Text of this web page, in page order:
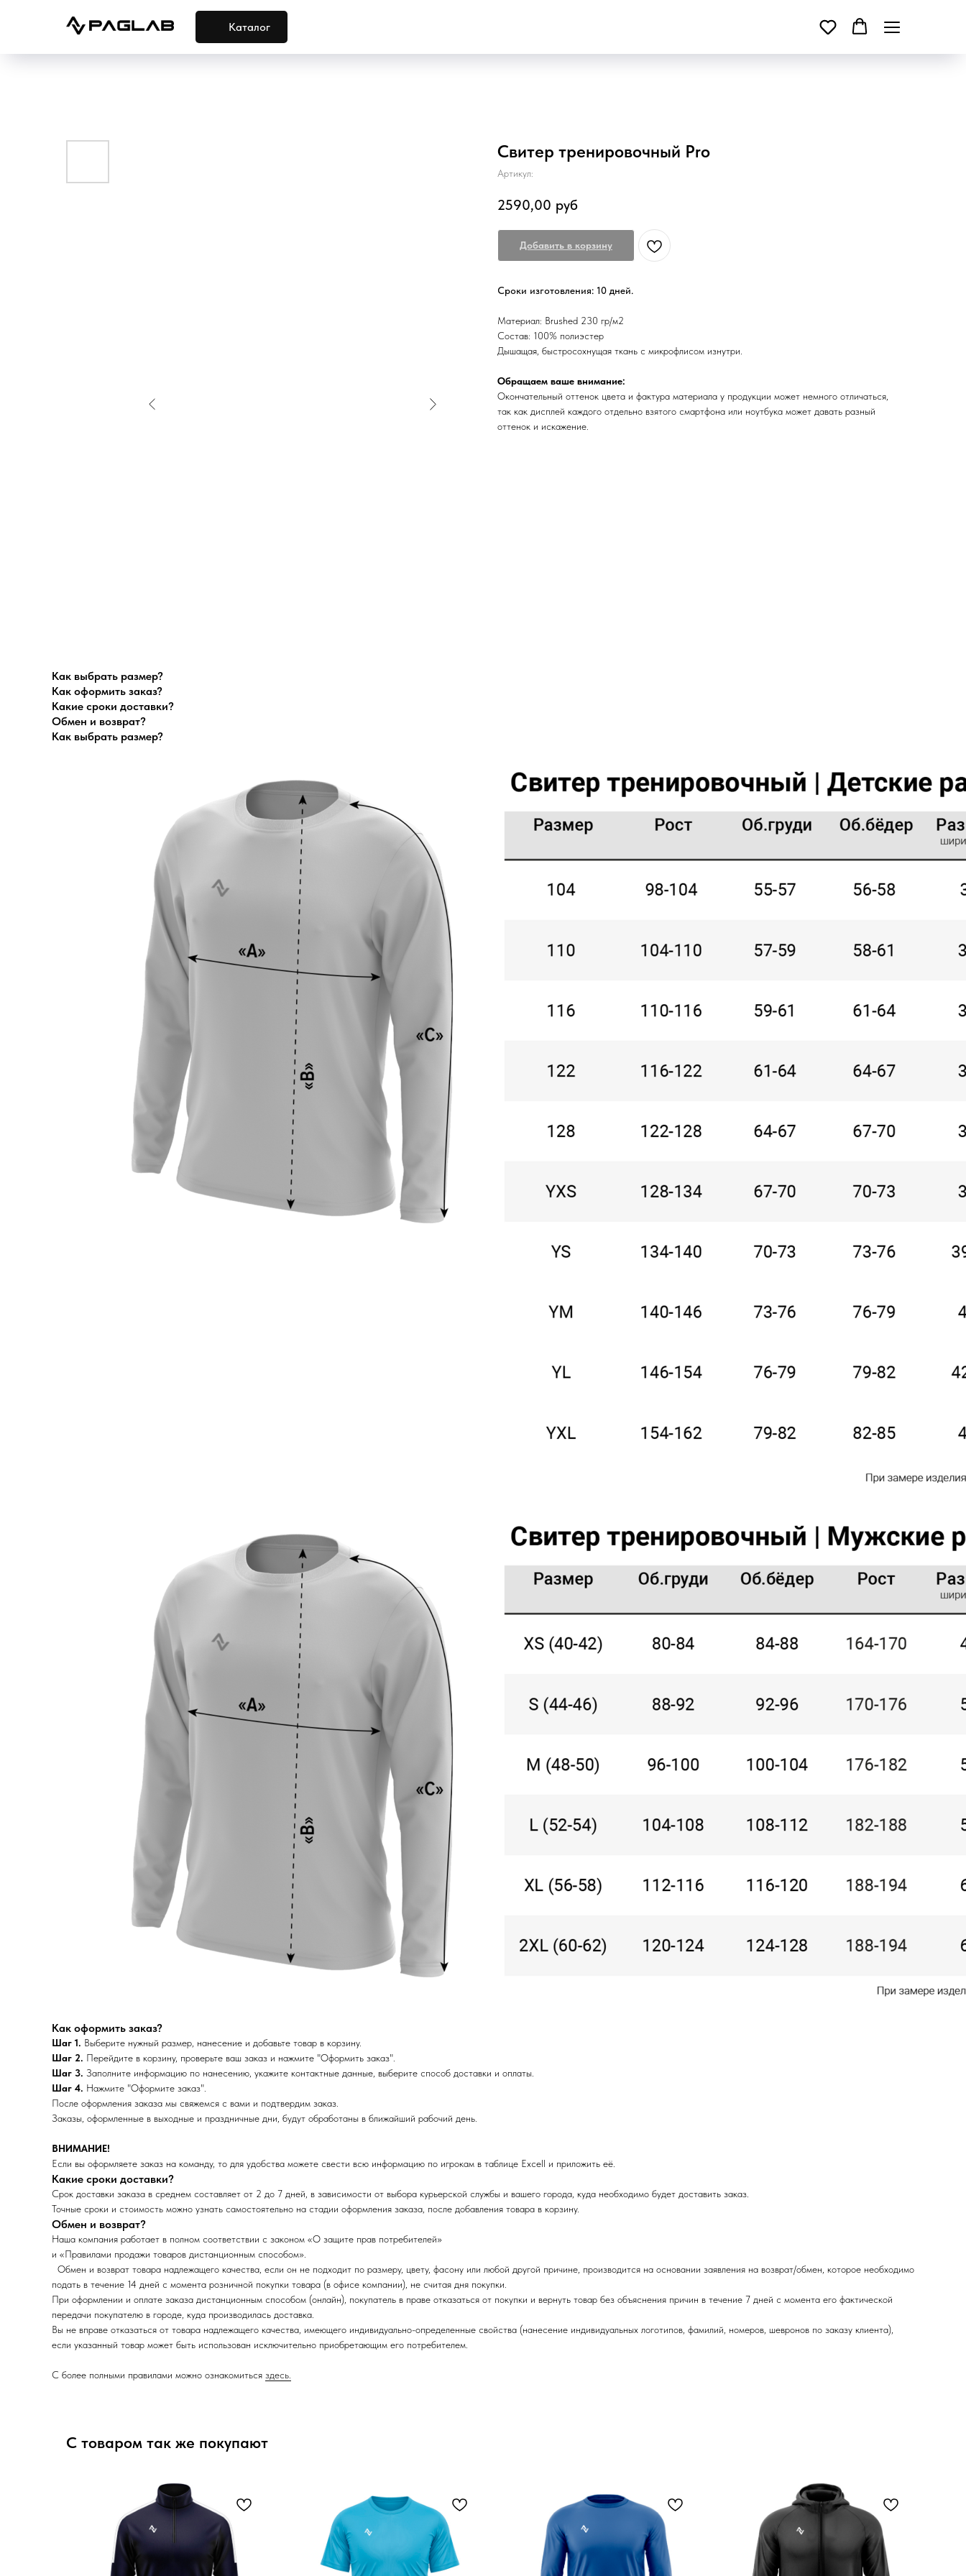
Каталог
Свитер тренировочный Pro
Артикул:
2590,00 руб
Добавить в корзину
Сроки изготовления: 10 дней.
Материал: Brushed 230 гр/м2
Состав: 100% полиэстер
Дышащая, быстросохнущая ткань с микрофлисом изнутри.
Обращаем ваше внимание:
Окончательный оттенок цвета и фактура материала у продукции может немного отличаться,
так как дисплей каждого отдельно взятого смартфона или ноутбука может давать разный
оттенок и искажение.
Как выбрать размер?
Как оформить заказ?
Какие сроки доставки?
Обмен и возврат?
Как выбрать размер?
Как оформить заказ?
Шаг 1. Выберите нужный размер, нанесение и добавьте товар в корзину.
Шаг 2. Перейдите в корзину, проверьте ваш заказ и нажмите "Оформить заказ".
Шаг 3. Заполните информацию по нанесению, укажите контактные данные, выберите способ доставки и оплаты.
Шаг 4. Нажмите "Оформите заказ".
После оформления заказа мы свяжемся с вами и подтвердим заказ.
Заказы, оформленные в выходные и праздничные дни, будут обработаны в ближайший рабочий день.
ВНИМАНИЕ!
Если вы оформляете заказ на команду, то для удобства можете свести всю информацию по игрокам в таблице Excell и приложить её.
Какие сроки доставки?
Срок доставки заказа в среднем составляет от 2 до 7 дней, в зависимости от выбора курьерской службы и вашего города, куда необходимо будет доставить заказ.
Точные сроки и стоимость можно узнать самостоятельно на стадии оформления заказа, после добавления товара в корзину.
Обмен и возврат?
Наша компания работает в полном соответствии с законом «О защите прав потребителей»
и «Правилами продажи товаров дистанционным способом».
Обмен и возврат товара надлежащего качества, если он не подходит по размеру, цвету, фасону или любой другой причине, производится на основании заявления на возврат/обмен, которое необходимо
подать в течение 14 дней с момента розничной покупки товара (в офисе компании), не считая дня покупки.
При оформлении и оплате заказа дистанционным способом (онлайн), покупатель в праве отказаться от покупки и вернуть товар без объяснения причин в течение 7 дней с момента его фактической
передачи покупателю в городе, куда производилась доставка.
Вы не вправе отказаться от товара надлежащего качества, имеющего индивидуально-определенные свойства (нанесение индивидуальных логотипов, фамилий, номеров, шевронов по заказу клиента),
если указанный товар может быть использован исключительно приобретающим его потребителем.
С более полными правилами можно ознакомиться здесь.
С товаром так же покупают